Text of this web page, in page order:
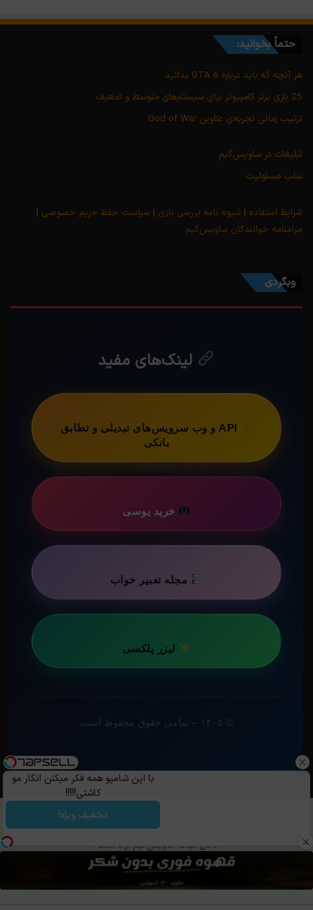
حتماً بخوانید:
هر آنچه که باید درباره GTA 6 بدانید
25 بازی برتر کامپیوتر برای سیستم‌های متوسط و ضعیف
ترتیب زمانی تجربه‌ی عناوین God of War
تبلیغات در ساویس‌گیم
سلب مسئولیت
شرایط استفاده | شیوه نامه بررسی بازی | سیاست حفظ حریم خصوصی |
مرامنامه خوانندگان ساویس‌گیم
وبگردی
لینک‌های مفید
API و وب سرویس‌های تبدیلی و تطابق
بانکی
خرید یوسی
مجله تعبیر خواب
لیزر پلکسی
کپی رایت ©️ 1405 - 1399 | استفاده از مطالب ساویس‌گیم با ذکر منبع و قرار
دادن لینک ساویس‌گیم آزاد است.
خوراک
با این شامپو همه فکر میکنن انگار مو
کاشتی!!!!!
تخفیف ویژه!